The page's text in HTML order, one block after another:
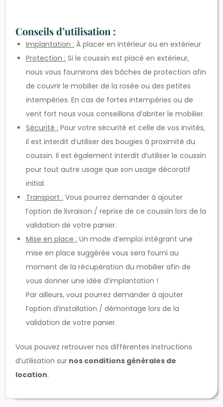
Conseils d’utilisation :
Implantation : À placer en intérieur ou en extérieur
Protection : Si le coussin est placé en extérieur,
nous vous fournirons des bâches de protection afin
de couvrir le mobilier de la rosée ou des petites
intempéries. En cas de fortes intempéries ou de
vent fort nous vous conseillons d’abriter le mobilier.
Sécurité : Pour votre sécurité et celle de vos invités,
il est interdit d’utiliser des bougies à proximité du
coussin. Il est également interdit d’utiliser le coussin
pour tout autre usage que son usage décoratif
initial.
Transport : Vous pourrez demander à ajouter
l’option de livraison / reprise de ce coussin lors de la
validation de votre panier.
Mise en place : Un mode d’emploi intégrant une
mise en place suggérée vous sera fourni au
moment de la récupération du mobilier afin de
vous donner une idée d’implantation !
Par ailleurs, vous pourrez demander à ajouter
l’option d’installation / démontage lors de la
validation de votre panier.
Vous pouvez retrouver nos différentes instructions
d’utilisation sur nos conditions générales de
location.